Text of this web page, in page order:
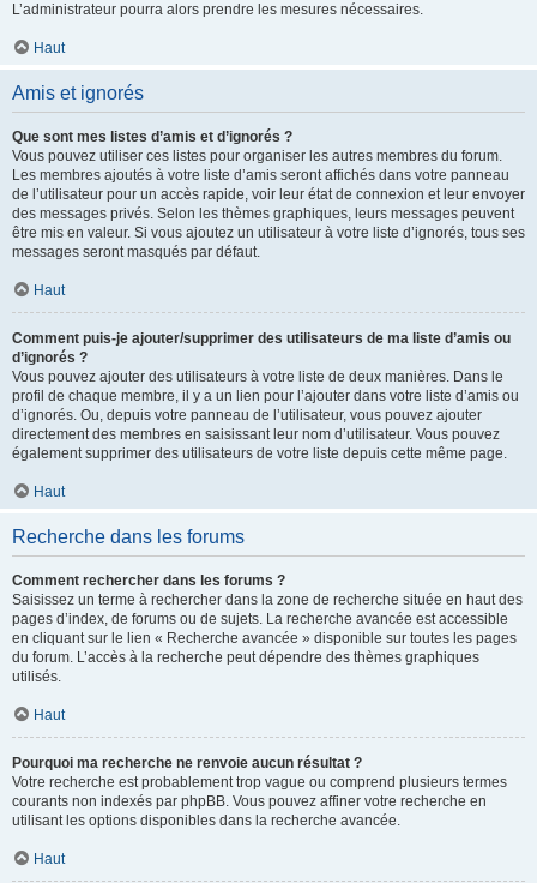
L’administrateur pourra alors prendre les mesures nécessaires.
Haut
Amis et ignorés
Que sont mes listes d’amis et d’ignorés ?
Vous pouvez utiliser ces listes pour organiser les autres membres du forum.
Les membres ajoutés à votre liste d’amis seront affichés dans votre panneau
de l’utilisateur pour un accès rapide, voir leur état de connexion et leur envoyer
des messages privés. Selon les thèmes graphiques, leurs messages peuvent
être mis en valeur. Si vous ajoutez un utilisateur à votre liste d’ignorés, tous ses
messages seront masqués par défaut.
Haut
Comment puis-je ajouter/supprimer des utilisateurs de ma liste d’amis ou
d’ignorés ?
Vous pouvez ajouter des utilisateurs à votre liste de deux manières. Dans le
profil de chaque membre, il y a un lien pour l’ajouter dans votre liste d’amis ou
d’ignorés. Ou, depuis votre panneau de l’utilisateur, vous pouvez ajouter
directement des membres en saisissant leur nom d’utilisateur. Vous pouvez
également supprimer des utilisateurs de votre liste depuis cette même page.
Haut
Recherche dans les forums
Comment rechercher dans les forums ?
Saisissez un terme à rechercher dans la zone de recherche située en haut des
pages d’index, de forums ou de sujets. La recherche avancée est accessible
en cliquant sur le lien « Recherche avancée » disponible sur toutes les pages
du forum. L’accès à la recherche peut dépendre des thèmes graphiques
utilisés.
Haut
Pourquoi ma recherche ne renvoie aucun résultat ?
Votre recherche est probablement trop vague ou comprend plusieurs termes
courants non indexés par phpBB. Vous pouvez affiner votre recherche en
utilisant les options disponibles dans la recherche avancée.
Haut